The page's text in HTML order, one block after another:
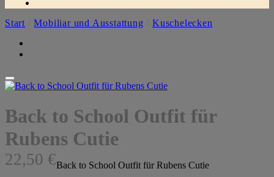
Start Mobiliar und Ausstattung Kuschelecken
Back to School Outfit für
Rubens Cutie
22,50 €Back to School Outfit für Rubens Cutie